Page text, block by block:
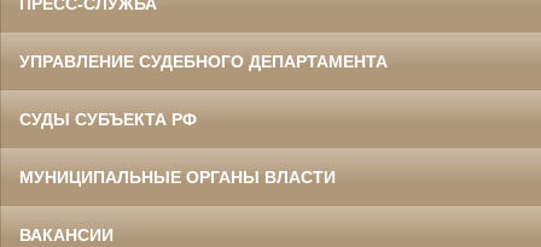
УПРАВЛЕНИЕ СУДЕБНОГО ДЕПАРТАМЕНТА
СУДЫ СУБЪЕКТА РФ
МУНИЦИПАЛЬНЫЕ ОРГАНЫ ВЛАСТИ
ВАКАНСИИ